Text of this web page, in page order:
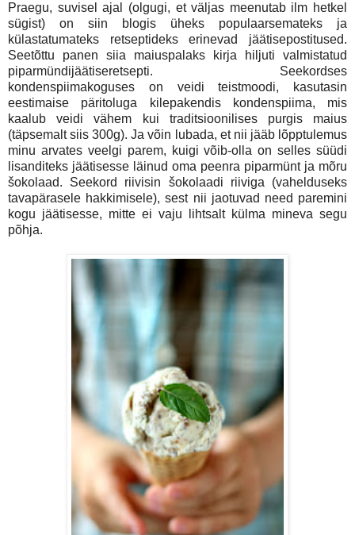
Praegu, suvisel ajal (olgugi, et väljas meenutab ilm hetkel
sügist) on siin blogis üheks populaarsemateks ja
külastatumateks retseptideks erinevad jäätisepostitused.
Seetõttu panen siia maiuspalaks kirja hiljuti valmistatud
piparmündijäätiseretsepti. Seekordses
kondenspiimakoguses on veidi teistmoodi, kasutasin
eestimaise päritoluga kilepakendis kondenspiima, mis
kaalub veidi vähem kui traditsioonilises purgis maius
(täpsemalt siis 300g). Ja võin lubada, et nii jääb lõpptulemus
minu arvates veelgi parem, kuigi võib-olla on selles süüdi
lisanditeks jäätisesse läinud oma peenra piparmünt ja mõru
šokolaad. Seekord riivisin šokolaadi riiviga (vahelduseks
tavapärasele hakkimisele), sest nii jaotuvad need paremini
kogu jäätisesse, mitte ei vaju lihtsalt külma mineva segu
põhja.